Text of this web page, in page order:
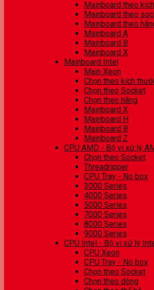
Mainboard theo
Mainboard theo
Mainboard theo
Mainboard A
Mainboard B
Mainboard X
Mainboard Intel
Main Xeon
Chọn theo kích
Chọn theo Socket
Chọn theo hãng
Mainboard X
Mainboard H
Mainboard B
Mainboard Z
CPU AMD - Bộ vi xử lý
Chọn theo Socket
Threadripper
CPU Tray - No box
3000 Series
4000 Series
5000 Series
7000 Series
8000 Series
9000 Series
CPU Intel - Bộ vi xử lý
CPU Xeon
CPU Tray - No box
Chọn theo Socket
Chọn theo dòng